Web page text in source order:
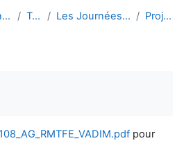
Présentation générale du RMT Travaux Les Journées du RMT F&E 2015 Projet VADIM
pour